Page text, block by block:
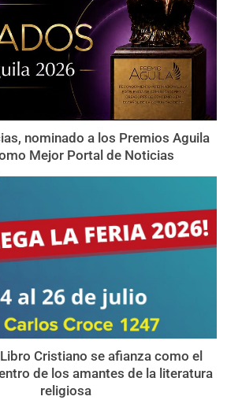
nominado a los Premios Aguila
Mejor Portal de Noticias
Cristiano se afianza como el
de los amantes de la literatura
religiosa